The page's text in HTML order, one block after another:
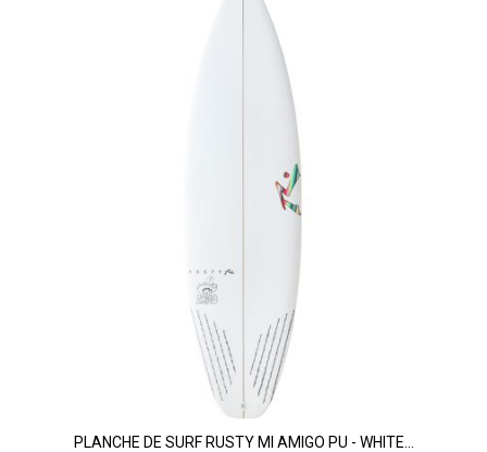
PLANCHE DE SURF RUSTY MI AMIGO PU - WHITE...